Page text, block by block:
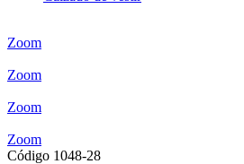
Zoom
Zoom
Zoom
Zoom
Código 1048-28